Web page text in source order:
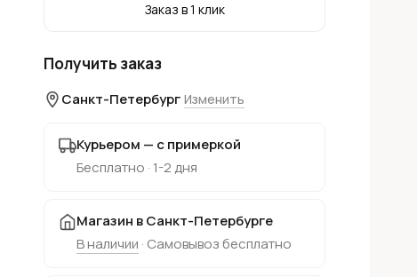
Заказ в 1 клик
Получить заказ
Санкт-Петербург Изменить
Курьером — с примеркой
Бесплатно · 1-2 дня
Магазин в Санкт-Петербурге
В наличии · Самовывоз бесплатно